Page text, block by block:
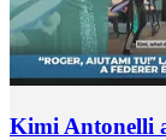
Kimi Antonelli